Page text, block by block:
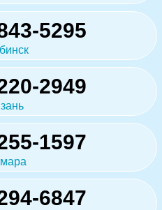
5295
2949
1597
6847